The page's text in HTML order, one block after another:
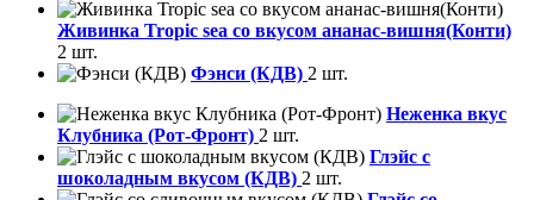
Живинка Tropic sea со вкусом ананас-вишня(Конти)
2 шт.
Фэнси (КДВ) 2 шт.
Неженка вкус
Клубника (Рот-Фронт) 2 шт.
Глэйс с
шоколадным вкусом (КДВ) 2 шт.